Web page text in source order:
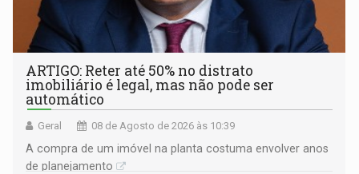
ARTIGO: Reter até 50% no distrato
imobiliário é legal, mas não pode ser
automático
Geral 08 de Agosto de 2026 às 10:39
A compra de um imóvel na planta costuma envolver anos
de planejamento